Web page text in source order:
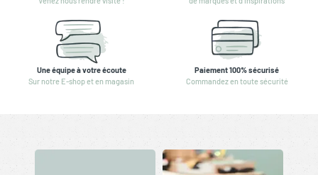
Une équipe à votre écoute
Sur notre E-shop et en magasin
Paiement 100% sécurisé
Commandez en toute sécurité